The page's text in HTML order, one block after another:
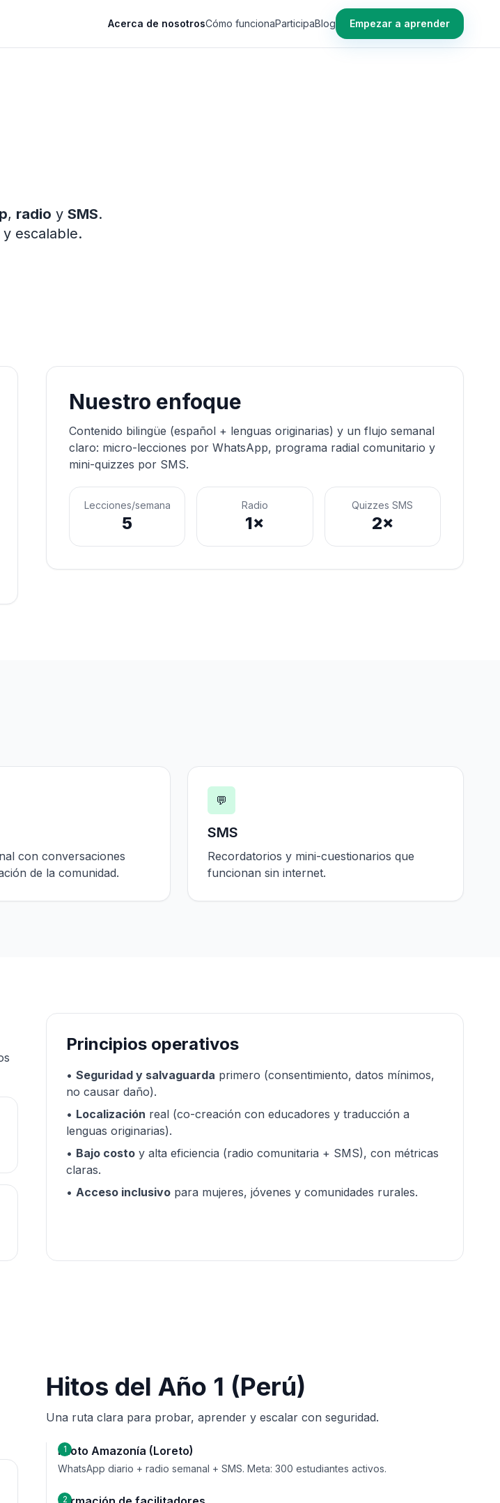
Acerca de nosotrosCómo funcionaParticipaBlog Empezar a aprender
, radio y SMS.
escalable.
Nuestro enfoque
Contenido bilingüe (español + lenguas originarias) y un flujo semanal
claro: micro-lecciones por WhatsApp, programa radial comunitario y
mini-quizzes por SMS.
Lecciones/semana
5
Radio
1×
Quizzes SMS
2×
con conversaciones
de la comunidad.
💬
SMS
Recordatorios y mini-cuestionarios que
funcionan sin internet.
Principios operativos
• Seguridad y salvaguarda primero (consentimiento, datos mínimos,
no causar daño).
• Localización real (co-creación con educadores y traducción a
lenguas originarias).
• Bajo costo y alta eficiencia (radio comunitaria + SMS), con métricas
claras.
• Acceso inclusivo para mujeres, jóvenes y comunidades rurales.
Hitos del Año 1 (Perú)
Una ruta clara para probar, aprender y escalar con seguridad.
1
Piloto Amazonía (Loreto)
WhatsApp diario + radio semanal + SMS. Meta: 300 estudiantes activos.
2